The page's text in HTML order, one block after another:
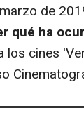
de
qué ha
los cines